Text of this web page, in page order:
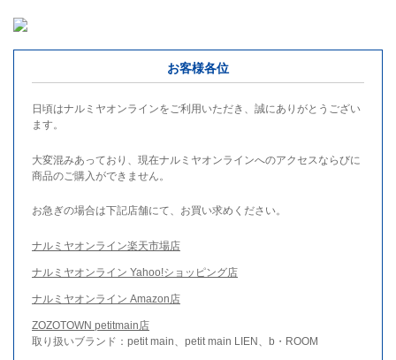
お客様各位
日頃はナルミヤオンラインをご利用いただき、誠にありがとうござい
ます。
大変混みあっており、現在ナルミヤオンラインへのアクセスならびに
商品のご購入ができません。
お急ぎの場合は下記店舗にて、お買い求めください。
ナルミヤオンライン楽天市場店
ナルミヤオンライン Yahoo!ショッピング店
ナルミヤオンライン Amazon店
ZOZOTOWN petitmain店
取り扱いブランド：petit main、petit main LIEN、b・ROOM